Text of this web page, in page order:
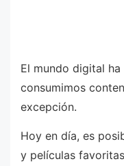
El mundo digital
consumimos
excepción.
Hoy en día, es
y películas